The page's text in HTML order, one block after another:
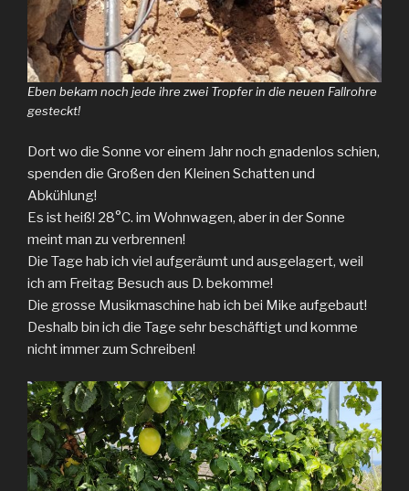
Eben bekam noch jede ihre zwei Tropfer in die neuen Fallrohre
gesteckt!
Dort wo die Sonne vor einem Jahr noch gnadenlos schien,
spenden die Großen den Kleinen Schatten und
Abkühlung!
Es ist heiß! 28°C. im Wohnwagen, aber in der Sonne
meint man zu verbrennen!
Die Tage hab ich viel aufgeräumt und ausgelagert, weil
ich am Freitag Besuch aus D. bekomme!
Die grosse Musikmaschine hab ich bei Mike aufgebaut!
Deshalb bin ich die Tage sehr beschäftigt und komme
nicht immer zum Schreiben!